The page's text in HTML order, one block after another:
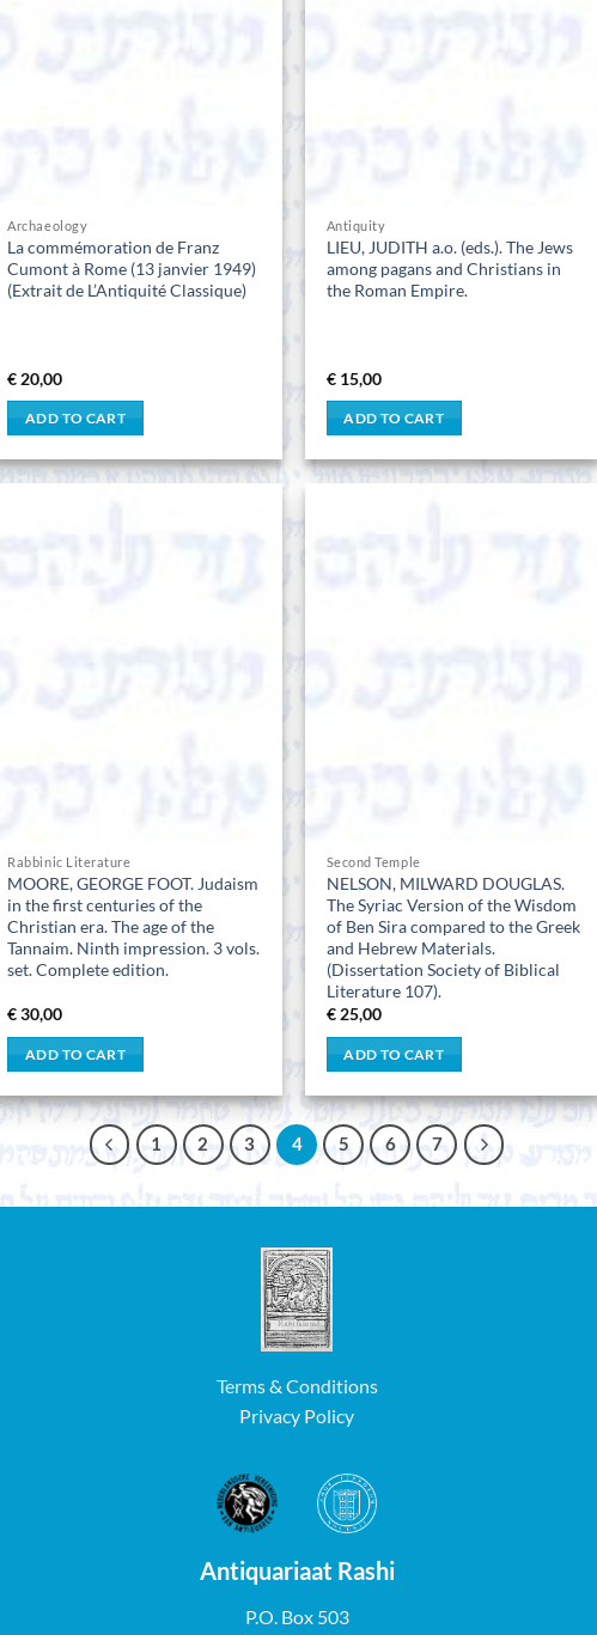
Archaeology
La commémoration de Franz
Cumont à Rome (13 janvier 1949)
(Extrait de L’Antiquité Classique)
€ 20,00
ADD TO CART
Antiquity
LIEU, JUDITH a.o. (eds.). The Jews
among pagans and Christians in
the Roman Empire.
€15,00
ADD TO CART
Rabbinic Literature
MOORE, GEORGE FOOT. Judaism
in the first centuries of the
Christian era. The age of the
Tannaim. Ninth impression. 3 vols.
set. Complete edition.
€30,00
ADD TO CART
Second Temple
NELSON, MILWARD DOUGLAS.
The Syriac Version of the Wisdom
of Ben Sira compared to the Greek
and Hebrew Materials.
(Dissertation Society of Biblical
Literature 107).
€25,00
ADD TO CART
1 2 3 4 5 6 7
Terms & Conditions
Privacy Policy
Antiquariaat Rashi
P.O. Box 503